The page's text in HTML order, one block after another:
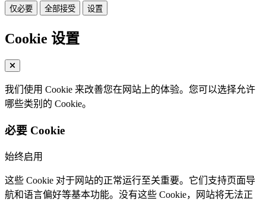
仅必要 全部接受 设置
Cookie 设置
我们使用 Cookie 来改善您在网站上的体验。您可以选择允许
哪些类别的 Cookie。
必要 Cookie
始终启用
这些 Cookie 对于网站的正常运行至关重要。它们支持页面导
航和语言偏好等基本功能。没有这些 Cookie，网站将无法正